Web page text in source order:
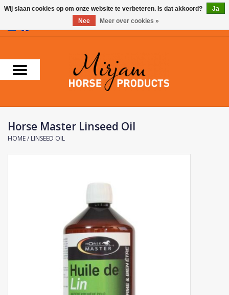
Supplementen
Verzorgingsproducten
Farnam
Carr & Day & Martin
Horse Master Linseed Oil
HOME/ LINSEED OIL
Wij slaan cookies op om onze website te verbeteren. Is dat akkoord?
Ja
Nee
Meer over cookies »